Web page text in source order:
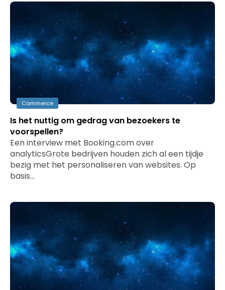
Commerce
Is het nuttig om gedrag van bezoekers te
voorspellen?
Een interview met Booking.com over
analyticsGrote bedrijven houden zich al een tijdje
bezig met het personaliseren van websites. Op
basis…